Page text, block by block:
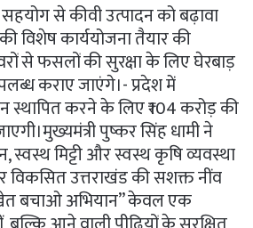
से कीवी उत्पादन को बढ़ावा
विशेष कार्ययोजना तैयार की
से फसलों की सुरक्षा के लिए घेरबाड़
कराए जाएंगे।- प्रदेश में
करने के लिए ₹104 करोड़ की
पुष्कर सिंह धामी ने
स्वस्थ मिट्टी और स्वस्थ कृषि व्यवस्था
विकसित उत्तराखंड की सशक्त नींव
बचाओ अभियान” केवल एक